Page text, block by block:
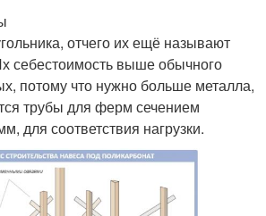
отчего их ещё называют
себестоимость выше обычного
потому что нужно больше металла,
трубы для ферм сечением
для соответствия нагрузки.